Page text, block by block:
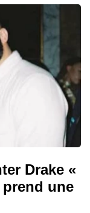
Drake «
une